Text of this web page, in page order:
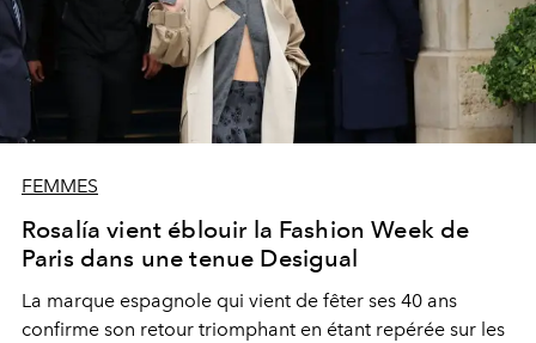
FEMMES
Rosalía vient éblouir la Fashion Week de
Paris dans une tenue Desigual
La marque espagnole qui vient de fêter ses 40 ans
confirme son retour triomphant en étant repérée sur les